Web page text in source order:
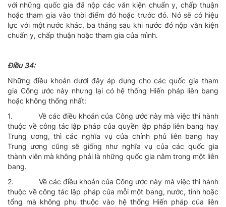
với những quốc gia đã nộp các văn kiện chuẩn y, chấp thuận
hoặc tham gia vào thời điểm đó hoặc trước đó. Nó sẽ có hiệu
lực với một nước khác, ba tháng sau khi nước đó nộp văn kiện
chuẩn y, chấp thuận hoặc tham gia của mình.
Ðiều 34:
Những điều khoản dưới đây áp dụng cho các quốc gia tham
gia Công ước này nhưng lại có hệ thống Hiến pháp liên bang
hoặc không thống nhất:
1. Về các điều khoản của Công ước này mà việc thi hành
thuộc về công tác lập pháp của quyền lập pháp liên bang hay
Trung ương, thì các nghĩa vụ của chính phủ liên bang hay
Trung ương cũng sẽ giống như nghĩa vụ của các quốc gia
thành viên mà không phải là những quốc gia nằm trong một liên
bang.
2. Về các điều khoản của Công ước này mà việc thi hành
thuộc về công tác lập pháp của mỗi một bang, nước, tỉnh hoặc
tổng mà không phụ thuộc vào hệ thống Hiến pháp của liên